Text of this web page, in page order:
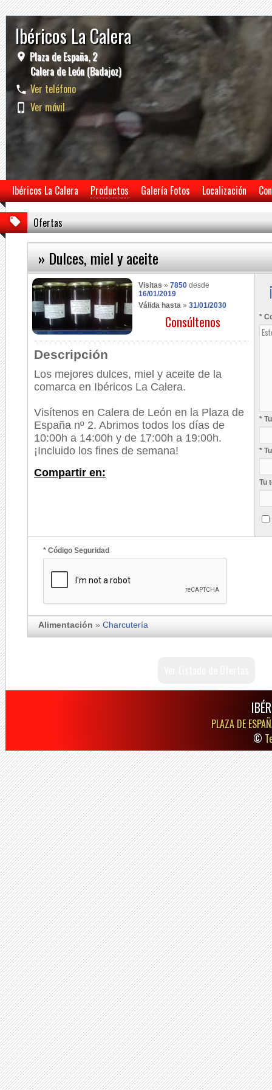
Ibéricos La Calera
Plaza de España, 2
Calera de León (Badajoz)
Ver teléfono
Ver móvil
Ibéricos La Calera Productos Galería Fotos Localización
Ofertas
» Dulces, miel y aceite
Visitas » 7850 desde
16/01/2019
Válida hasta » 31/01/2030
Consúltenos
Descripción
Los mejores dulces, miel y aceite de la
comarca en Ibéricos La Calera.
Visítenos en Calera de León en la Plaza de
España nº 2. Abrimos todos los días de
10:00h a 14:00h y de 17:00h a 19:00h.
¡Incluido los fines de semana!
Compartir en:
*
*
*
Tu
* Código Seguridad
Alimentación » Charcutería
PLAZA DE
©